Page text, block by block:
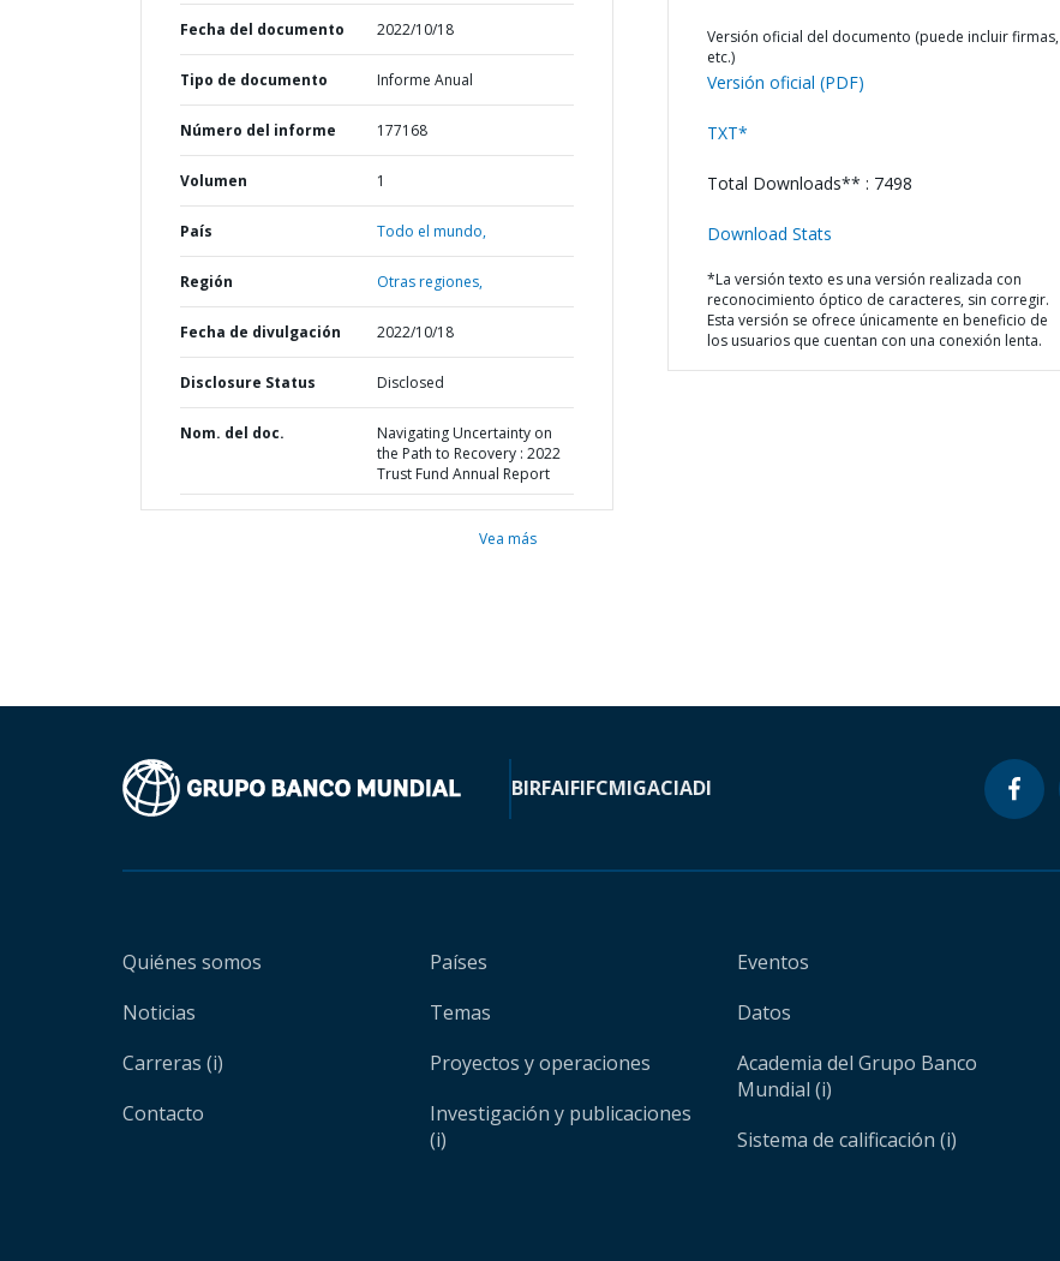
Fecha del documento 2022/10/18
Tipo de documento Informe Anual
Número del informe 177168
Volumen 1
País Todo el mundo,
Región Otras regiones,
Fecha de divulgación 2022/10/18
Disclosure Status Disclosed
Nom. del doc.
Navigating Uncertainty on
the Path to Recovery : 2022
Trust Fund Annual Report
Vea más
Versión oficial del documento (puede incluir firmas,
etc.)
Versión oficial (PDF)
TXT*
Total Downloads** : 7498
Download Stats
*La versión texto es una versión realizada con
reconocimiento óptico de caracteres, sin corregir.
Esta versión se ofrece únicamente en beneficio de
los usuarios que cuentan con una conexión lenta.
BIRFAIFIFCMIGACIADI
Quiénes somos
Noticias
Carreras (i)
Contacto
Países
Temas
Proyectos y operaciones
Investigación y publicaciones
(i)
Eventos
Datos
Academia del Grupo Banco
Mundial (i)
Sistema de calificación (i)